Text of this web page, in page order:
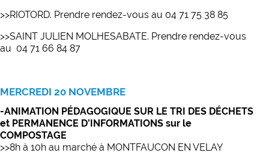
>>RIOTORD. Prendre rendez-vous au 04 71 75 38 85
>>SAINT JULIEN MOLHESABATE. Prendre rendez-vous
au 04 71 66 84 87
MERCREDI 20 NOVEMBRE
-ANIMATION PÉDAGOGIQUE SUR LE TRI DES DÉCHETS
et PERMANENCE D’INFORMATIONS sur le
COMPOSTAGE
>>8h à 10h au marché à MONTFAUCON EN VELAY